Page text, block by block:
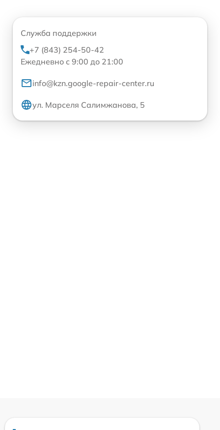
Служба поддержки
+7 (843) 254-50-42
Ежедневно с 9:00 до 21:00
info@kzn.google-repair-center.ru
ул. Марселя Салимжанова, 5